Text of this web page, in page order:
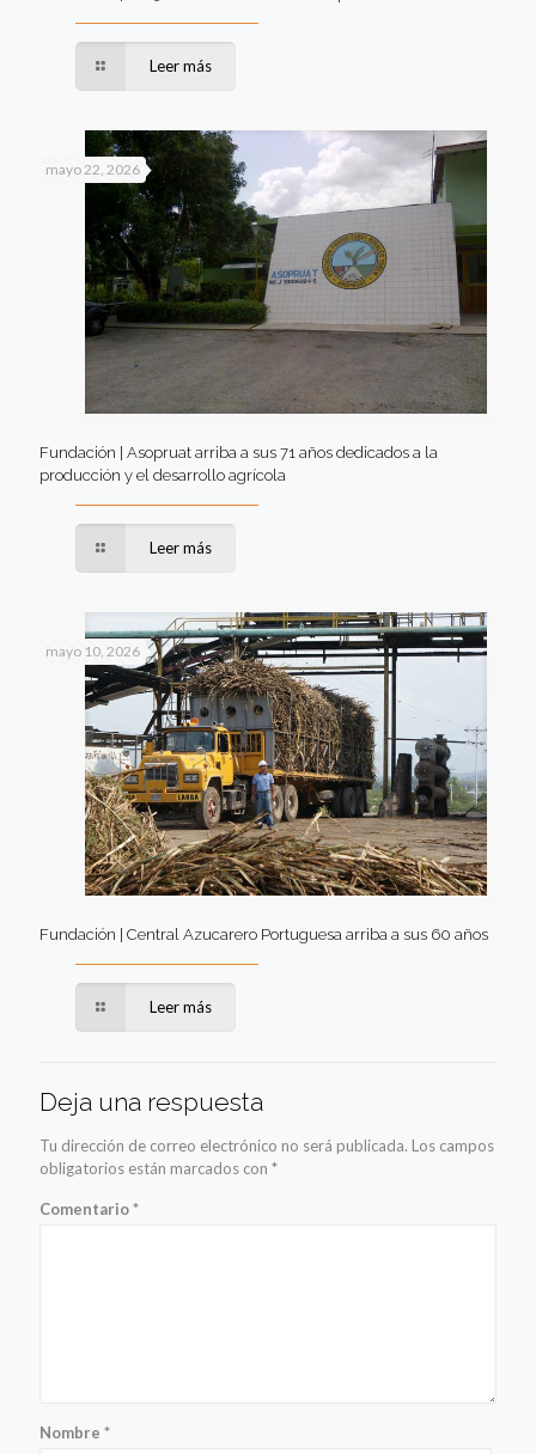
Leer más
mayo 22, 2026
Fundación | Asopruat arriba a sus 71 años dedicados a la
producción y el desarrollo agrícola
Leer más
mayo 10, 2026
Fundación | Central Azucarero Portuguesa arriba a sus 60 años
Leer más
Deja una respuesta
Tu dirección de correo electrónico no será publicada. Los campos
obligatorios están marcados con *
Comentario*
Nombre *